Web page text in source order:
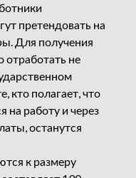
претендовать на
Для получения
не
кто полагает, что
на работу и через
останутся
к размеру